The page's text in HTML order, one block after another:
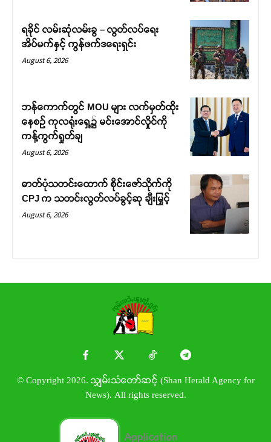
ရခိုင် လမ်းဆုံလမ်းခွ – လွတ်လပ်ရေး
အိပ်မက်နှင့် ကွန်ဖက်ဒရေးရှင်း
August 6, 2026
ဘန်ကောက်တွင် MOU များ လက်မှတ်ထိုး
နေစဉ် ကုလရုံးရှေ့၌ မင်းအောင်လှိုင်ကို
ကန့်ကွက်ရှုတ်ချ
August 6, 2026
ဓာတ်ပုံသတင်းထောက် စိုင်းဇော်သိုက်ကို
CPJ က သတင်းလွတ်လပ်ခွင့်ဆု ချီးမြှင့်
August 6, 2026
© Copyright 2026. သျှမ်းသံတော်ဆင့် (Shan Herald Agency for
News). All rights reserved.